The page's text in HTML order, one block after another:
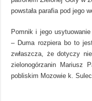
powstała parafia pod jego
Pomnik i jego
– Duma rozpiera bo to
zwłaszcza, że dotyczy
zielonogórzanin Mariusz
pobliskim Mozowie k.